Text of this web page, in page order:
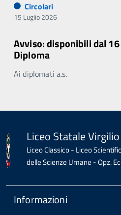
Circolari
15 Luglio 2026
Avviso: disponibili dal
Diploma
Ai diplomati a.s.
Liceo Statale
Liceo Classico - Liceo
delle Scienze Umane - Opz.
Informazioni